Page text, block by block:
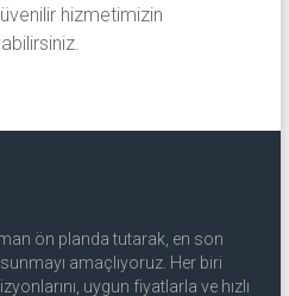
hizmetimizin
ön planda tutarak, en son
amaçlıyoruz. Her biri
uygun fiyatlarla ve hızlı